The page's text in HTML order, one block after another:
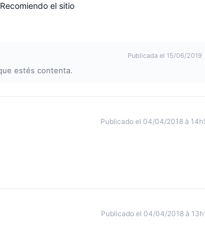
el sitio
Publicada el 15/06/2019
estés contenta.
Publicado el 04/04/2018 à
Publicado el 04/04/2018 à